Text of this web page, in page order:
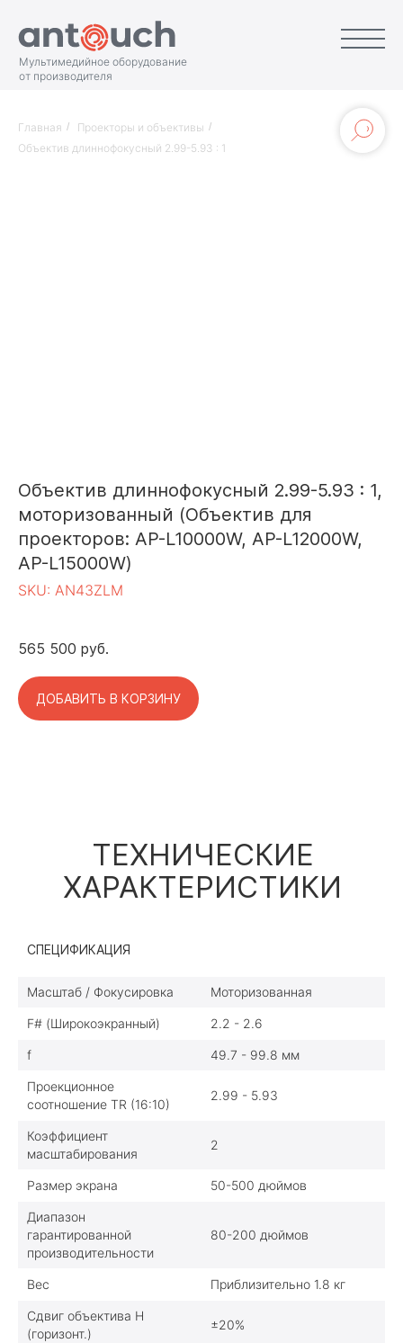
Мультимедийное оборудование
от производителя
Главная / Проекторы и объективы /
Объектив длиннофокусный 2.99-5.93 : 1
Объектив длиннофокусный 2.99-5.93 : 1,
моторизованный (Объектив для
проекторов: AP-L10000W, AP-L12000W,
AP-L15000W)
SKU: AN43ZLM
565 500 руб.
ДОБАВИТЬ В КОРЗИНУ
ТЕХНИЧЕСКИЕ
ХАРАКТЕРИСТИКИ
СПЕЦИФИКАЦИЯ
Масштаб / Фокусировка Моторизованная
F# (Широкоэкранный) 2.2 - 2.6
f 49.7 - 99.8 мм
Проекционное
соотношение TR (16:10)
2.99 - 5.93
Коэффициент
масштабирования
2
Размер экрана 50-500 дюймов
Диапазон
гарантированной
производительности
80-200 дюймов
Вес Приблизительно 1.8 кг
Сдвиг объектива H
(горизонт.)
±20%